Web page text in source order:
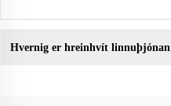
Hvernig er hreinhvít